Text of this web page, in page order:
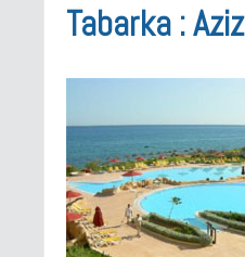
Tabarka :